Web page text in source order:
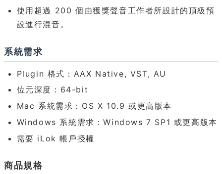
使用超過 200 個由獲獎聲音工作者所設計的頂級預
設進行混音。
系統需求
Plugin 格式：AAX Native, VST, AU
位元深度：64-bit
Mac 系統需求：OS X 10.9 或更高版本
Windows 系統需求：Windows 7 SP1 或更高版本
需要 iLok 帳戶授權
商品規格